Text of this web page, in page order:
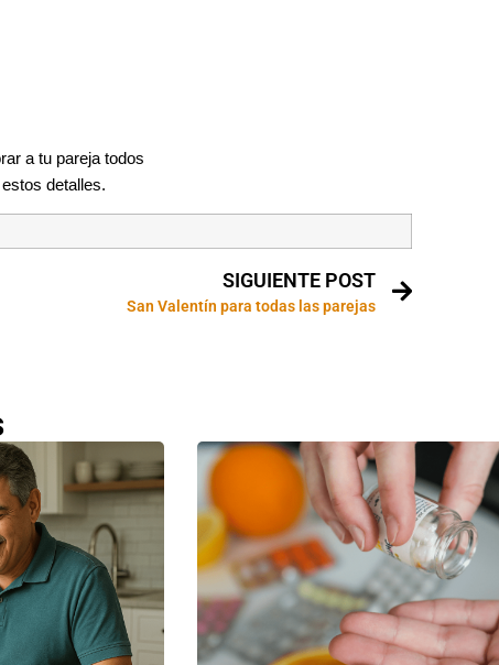
a tu pareja todos
detalles.
SIGUIENTE POST
San Valentín para todas las parejas